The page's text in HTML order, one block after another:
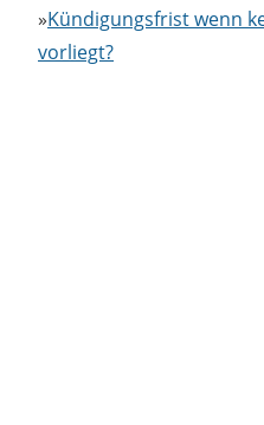
»Kündigungsfrist wenn
vorliegt?